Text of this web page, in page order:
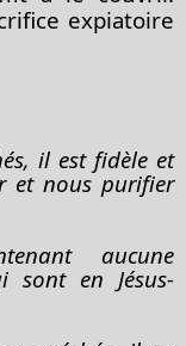
expiatoire
il est fidèle et
et nous purifier
aucune
sont en Jésus-